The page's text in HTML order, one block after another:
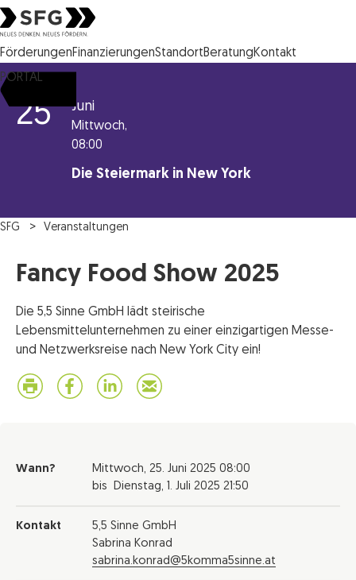
Steirische Wirtschaftsförderungsgesellschaft mbH SFG Logo
FörderungenFinanzierungenStandortBeratungKontakt
PORTAL
25 Juni
Mittwoch,
08:00
Die Steiermark in New York
SFG Veranstaltungen
Fancy Food Show 2025
Die 5,5 Sinne GmbH lädt steirische
Lebensmittelunternehmen zu einer einzigartigen Messe-
und Netzwerksreise nach New York City ein!
Wann? Mittwoch, 25. Juni 2025 08:00
bis Dienstag, 1. Juli 2025 21:50
Kontakt
5,5 Sinne GmbH
Sabrina Konrad
sabrina.konrad@5komma5sinne.at